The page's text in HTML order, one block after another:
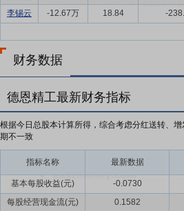
李锡云
-12.67万 18.84 -
财务数据
德恩精工最新财务指标
根据今日总股本计算所得，综合考虑分红送转、
期不一致
指标名称 最新数据
基本每股收益(元) -0.0730
每股经营现金流(元)
0.1582